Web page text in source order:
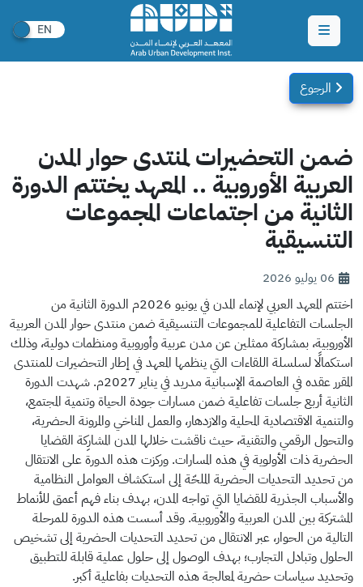
الرجوع
ضمن التحضيرات لمنتدى حوار المدن
العربية الأوروبية .. المعهد يختتم الدورة
الثانية من اجتماعات المجموعات
التنسيقية
06 يوليو 2026
اختتم المعهد العربي لإنماء المدن في يونيو 2026م الدورة الثانية من
الجلسات التفاعلية للمجموعات التنسيقية ضمن منتدى حوار المدن العربية
الأوروبية، بمشاركة ممثلين عن مدن عربية وأوروبية ومنظمات دولية، وذلك
استكمالًا لسلسلة اللقاءات التي ينظمها المعهد في إطار التحضيرات للمنتدى
المقرر عقده في العاصمة الإسبانية مدريد في يناير 2027م.
شهدت الدورة
الثانية أربع جلسات تفاعلية ضمن مسارات جودة الحياة وتنمية المجتمع،
والتنمية الاقتصادية المحلية والازدهار، والعمل المناخي والمرونة الحضرية،
والتحول الرقمي والتقنية، حيث ناقشت خلالها المدن المشارِكة القضايا
الحضرية ذات الأولوية في هذه المسارات. وركزت هذه الدورة على الانتقال
من تحديد التحديات الحضرية الملحّة إلى استكشاف العوامل النظامية
والأسباب الجذرية للقضايا التي تواجه المدن، بهدف بناء فهم أعمق للأنماط
المشتركة بين المدن العربية والأوروبية. وقد أسست هذه الدورة للمرحلة
التالية من الحوار، عبر الانتقال من تحديد التحديات الحضرية إلى تشخيص
الحلول وتبادل التجارب؛ بهدف الوصول إلى حلول عملية قابلة للتطبيق
وتحديد سياسات حضرية لمعالجة هذه التحديات بفاعلية أكبر.